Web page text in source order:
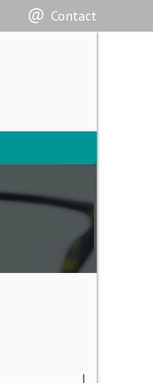
Contact